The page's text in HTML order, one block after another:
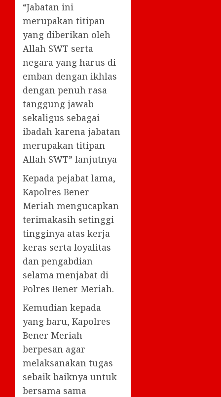
“Jabatan ini
merupakan titipan
yang diberikan oleh
Allah SWT serta
negara yang harus di
emban dengan ikhlas
dengan penuh rasa
tanggung jawab
sekaligus sebagai
ibadah karena jabatan
merupakan titipan
Allah SWT” lanjutnya
Kepada pejabat lama,
Kapolres Bener
Meriah mengucapkan
terimakasih setinggi
tingginya atas kerja
keras serta loyalitas
dan pengabdian
selama menjabat di
Polres Bener Meriah.
Kemudian kepada
yang baru, Kapolres
Bener Meriah
berpesan agar
melaksanakan tugas
sebaik baiknya untuk
bersama sama